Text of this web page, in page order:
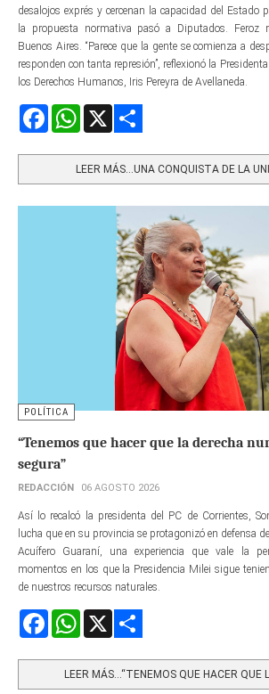
desalojos exprés y cercenan la capacidad del Estado
la propuesta normativa pasó a Diputados. Feroz
Buenos Aires. “Parece que la gente se comienza a
responden con tanta represión”, reflexionó la
los Derechos Humanos, Iris Pereyra de Avellaneda.
FacebookWhatsApp
LEER MÁS…UNA CONQUISTA DE LA
POLÍTICA
“Tenemos que hacer que la derecha
segura”
REDACCIÓN 06 AGOSTO 2026
Así lo recalcó la presidenta del PC de Corrientes,
lucha que en su provincia se protagonizó en defensa
Acuífero Guaraní, una experiencia que vale la
momentos en los que la Presidencia Milei sigue
de nuestros recursos naturales.
FacebookWhatsApp
LEER MÁS…“TENEMOS QUE HACER QUE